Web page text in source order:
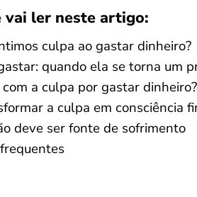
vai ler neste artigo:
culpa ao gastar dinheiro?
quando ela se torna um
a culpa por gastar dinheiro?
a culpa em consciência
deve ser fonte de sofrimento